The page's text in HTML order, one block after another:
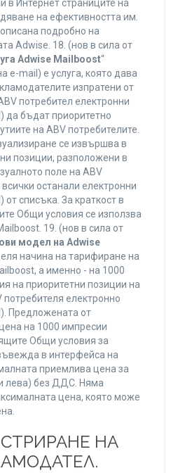
в Интернет страниците на
на ефективността им.
подробно на
Adwise. 18. (нов в сила от
Adwise Mailboost“
e-mail) е услуга, която дава
изпратени от
потребител електронни
бъдат приоритетно
на ABV потребителите.
се извършва в
позиции, разположени в
поле на ABV
останали електронни
списъка. За краткост в
Общи условия се използва
19. (нов в сила от
модел на Adwise
начина на тарифиране на
а именно - на 1000
на приоритетни позиции на
потребителя електронно
Предложената от
на 1000 импресии
Общи условия за
в интерфейса на
приемлива цена за
лева) без ДДС. Няма
цена, която може
НА